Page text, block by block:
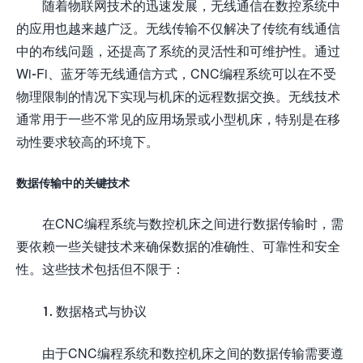
随着物联网技术的迅速发展，无线通信在数控系统中
的应用也越来越广泛。无线传输不仅解决了传统有线通信
中的布线问题，还提高了系统的灵活性和可维护性。通过
Wi-Fi、蓝牙等无线通信方式，CNC编程系统可以在不受
物理限制的情况下实现与机床的远程数据交换。无线技术
通常用于一些不常见的应用场景或小型机床，特别是在移
动性要求较高的环境下。
数据传输中的关键技术
在CNC编程系统与数控机床之间进行数据传输时，需
要依赖一些关键技术来确保数据的准确性、可靠性和安全
性。这些技术包括但不限于：
1. 数据格式与协议
由于CNC编程系统和数控机床之间的数据传输需要遵